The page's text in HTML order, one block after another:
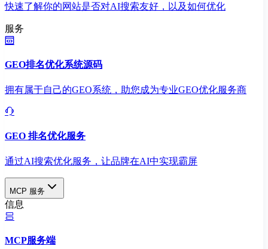
快速了解你的网站是否对AI搜索友好，以及如何优化
服务
GEO排名优化系统源码
拥有属于自己的GEO系统，助您成为专业GEO优化服务商
GEO 排名优化服务
通过AI搜索优化服务，让品牌在AI中实现霸屏
MCP 服务
信息
MCP服务端